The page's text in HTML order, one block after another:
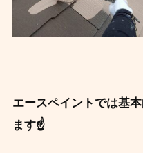
エースペイントでは基
ます☝